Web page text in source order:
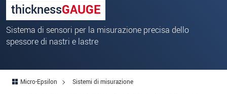
thicknessGAUGE
Sistema di sensori per la misurazione precisa dello
spessore di nastri e lastre
Micro-Epsilon
Sistemi di misurazione
Cognome*
Azienda *
Codice postale